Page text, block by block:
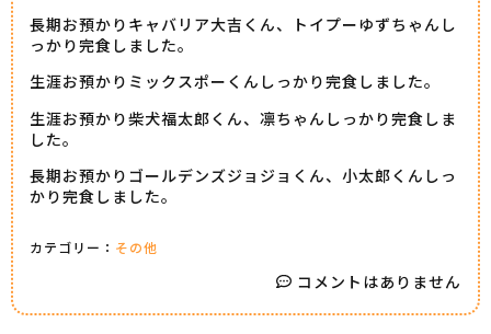
長期お預かりキャバリア大吉くん、トイプーゆずちゃんし
っかり完食しました。
生涯お預かりミックスポーくんしっかり完食しました。
生涯お預かり柴犬福太郎くん、凛ちゃんしっかり完食しま
した。
長期お預かりゴールデンズジョジョくん、小太郎くんしっ
かり完食しました。
カテゴリー： その他
コメントはありません